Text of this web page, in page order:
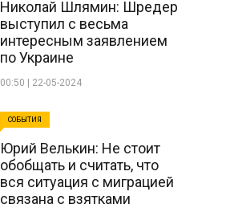
Николай Шлямин: Шредер
выступил с весьма
интересным заявлением
по Украине
00:50 | 22-05-2024
СОБЫТИЯ
Юрий Велькин: Не стоит
обобщать и считать, что
вся ситуация с миграцией
связана с взятками